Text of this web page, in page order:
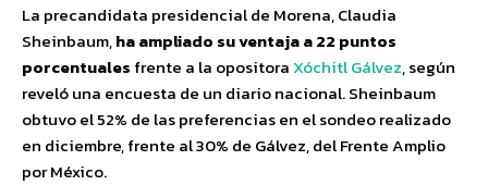
La precandidata presidencial de Morena, Claudia
Sheinbaum,ha ampliado su ventaja a 22 puntos
porcentuales frente a la opositora Xóchitl Gálvez, según
reveló una encuesta de un diario nacional. Sheinbaum
obtuvo el 52% de las preferencias en el sondeo realizado
en diciembre, frente al 30% de Gálvez, del Frente Amplio
por México.